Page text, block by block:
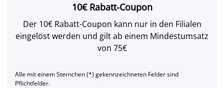
10€ Rabatt-Coupon
Der 10€ Rabatt-Coupon kann nur in den Filialen
eingelöst werden und gilt ab einem Mindestumsatz
von 75€
Alle mit einem Sternchen (*) gekennzeichneten Felder sind
Pflichtfelder.